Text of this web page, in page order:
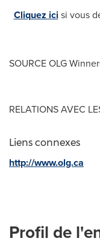
Cliquez icisi vous
SOURCE OLG
RELATIONS AVEC
Liens connexes
http://www.olg.ca
Profil de